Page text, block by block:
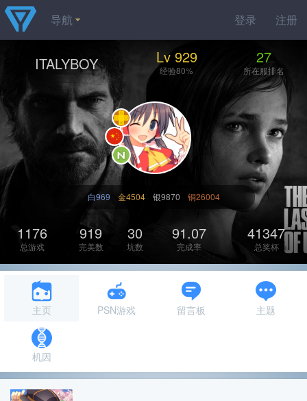
登录 注册
导航
ITALYBOY Lv 929
经验80%
27
所在服排名
白969 金4504 银9870 铜26004
1176
总游戏
919
完美数
30
坑数
91.07
完成率
41347
总奖杯
主页 PSN游戏 留言板 主题
机因